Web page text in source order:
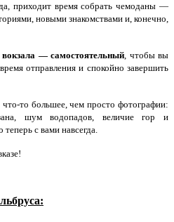
приходит время собрать чемоданы —
новыми знакомствами и, конечно,
— самостоятельный, чтобы вы
отправления и спокойно завершить
то большее, чем просто фотографии:
шум водопадов, величие гор и
с вами навсегда.